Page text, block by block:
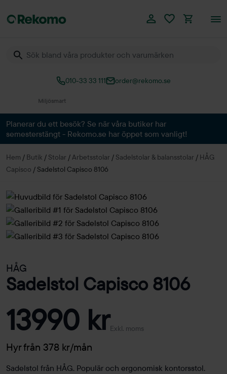
010-33 33 111 order@rekomo.se
Planerar du ett besök? Se när våra butiker har
semesterstängt - Rekomo.se har öppet som vanligt!
Hem / Butik / Stolar /Arbetsstolar / Sadelstolar & balansstolar / HÅG
Capisco / Sadelstol Capisco 8106
HÅG
Sadelstol Capisco 8106
13990 krExkl. moms
Hyr från 378 kr/mån
Sadelstol från HÅG. Populär och ergonomisk kontorsstol.